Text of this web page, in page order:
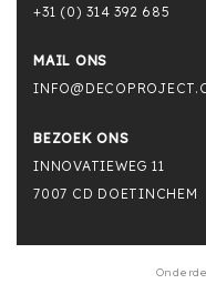
+31 (0) 314 392 685
MAIL ONS
BEZOEK ONS
INNOVATIEWEG 11
7007 CD DOETINCHEM